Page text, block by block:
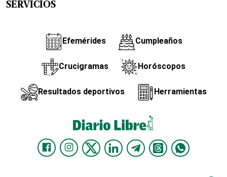
SERVICIOS
Efemérides Cumpleaños
Crucigramas Horóscopos
Resultados deportivos Herramientas